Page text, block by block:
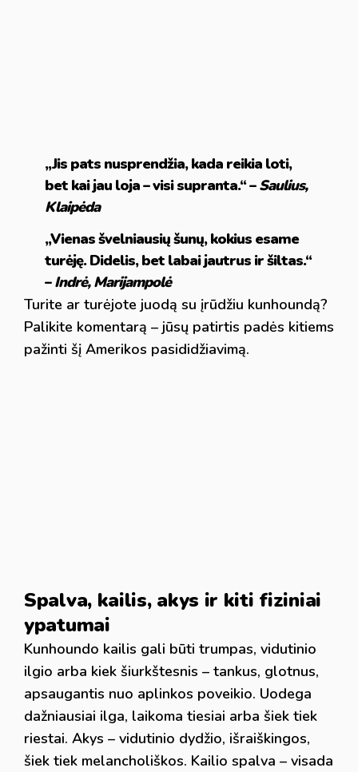
„Jis pats nusprendžia, kada reikia loti,
bet kai jau loja – visi supranta.“ –Saulius,
Klaipėda
„Vienas švelniausių šunų, kokius esame
turėję. Didelis, bet labai jautrus ir šiltas.“
–Indrė, Marijampolė
Turite ar turėjote juodą su įrūdžiu kunhoundą?
Palikite komentarą – jūsų patirtis padės kitiems
pažinti šį Amerikos pasididžiavimą.
Spalva, kailis, akys ir kiti fiziniai
ypatumai
Kunhoundo kailis gali būti trumpas, vidutinio
ilgio arba kiek šiurkštesnis – tankus, glotnus,
apsaugantis nuo aplinkos poveikio. Uodega
dažniausiai ilga, laikoma tiesiai arba šiek tiek
riestai. Akys – vidutinio dydžio, išraiškingos,
šiek tiek melancholiškos. Kailio spalva – visada